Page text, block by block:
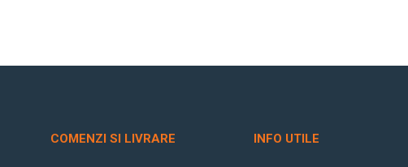
COMENZI SI LIVRARE INFO UTILE